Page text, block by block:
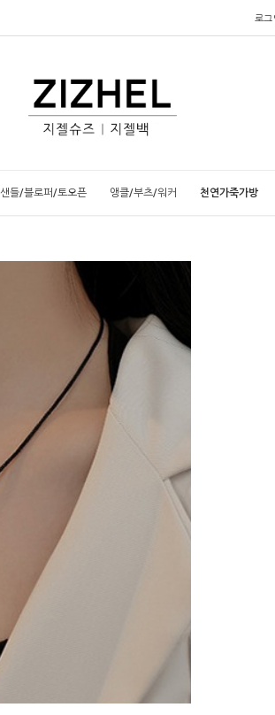
로그
샌들/블로퍼/토오픈 앵클/부츠/워커 천연가죽가방